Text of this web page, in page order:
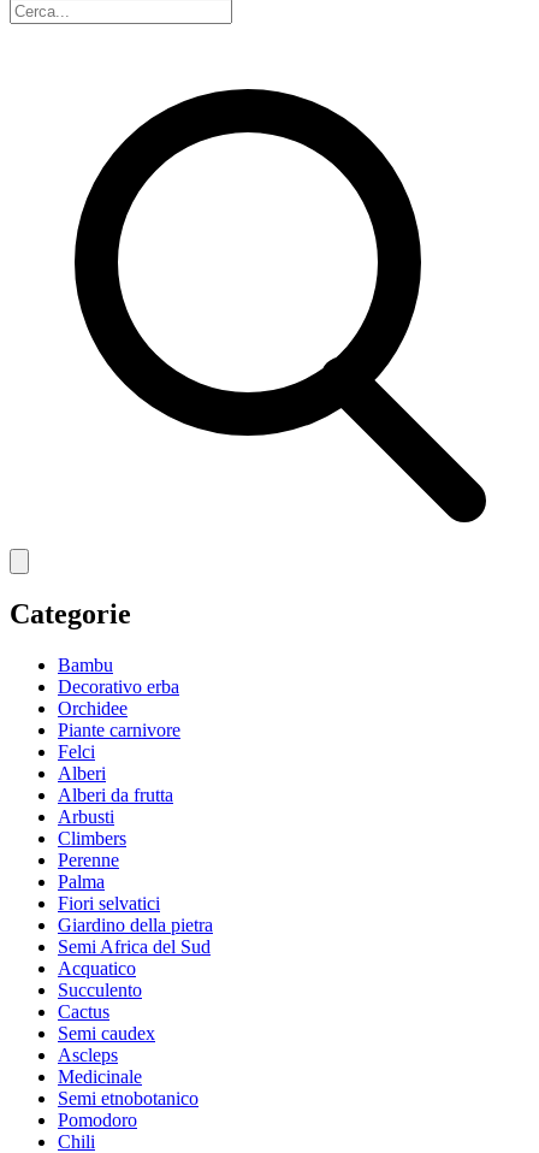
Categorie
Bambu
Decorativo erba
Orchidee
Piante carnivore
Felci
Alberi
Alberi da frutta
Arbusti
Climbers
Perenne
Palma
Fiori selvatici
Giardino della pietra
Semi Africa del Sud
Acquatico
Succulento
Cactus
Semi caudex
Ascleps
Medicinale
Semi etnobotanico
Pomodoro
Chili